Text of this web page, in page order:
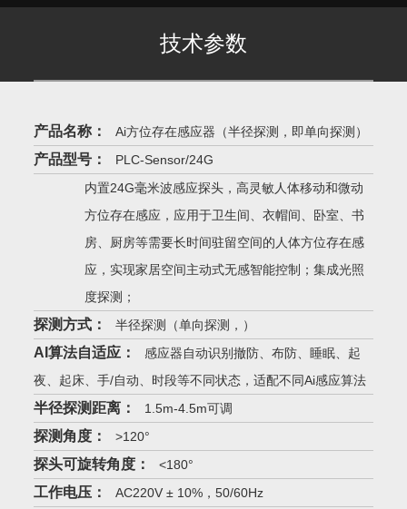
技术参数
产品名称： Ai方位存在感应器（半径探测，即单向探测）
产品型号：
PLC-Sensor/24G
内置24G毫米波感应探头，高灵敏人体移动和微动
方位存在感应，应用于卫生间、衣帽间、卧室、书
房、厨房等需要长时间驻留空间的人体方位存在感
应，实现家居空间主动式无感智能控制；集成光照
度探测；
探测方式： 半径探测（单向探测，）
AI算法自适应：
感应器自动识别撤防、布防、睡眠、起
夜、起床、手/自动、时段等不同状态，适配不同Ai感应算法
半径探测距离： 1.5m-4.5m可调
探测角度： >120°
探头可旋转角度： <180°
工作电压： AC220V ± 10%，50/60Hz